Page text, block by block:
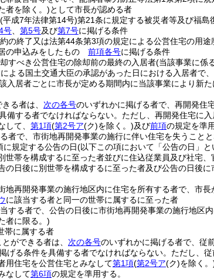
者を除く。)として市長が認める者
(平成7年法律第14号)第21条に規定する被災者等及び福島
号 第5号及び第7号に掲げる条件
の終了又は法第44条第3項の規定による公営住宅の用
の申込みをしたもの 前項各号に掲げる条件
すべき公営住宅の除却前の最終の入居者(当該事業に係
よる国土交通大臣の承認があった日における入居者で
入居者ごとに市長が定める期間内に当該事業により新
る者は、 次の各号のいずれかに掲げる者で、再開発住
備する者でなければならない。 ただし、再開発住宅に
して、 第1項(第2号ア(ク)を除く。)及び前項の規定を準
者で、市街地再開発事業の施行に伴い住宅を失うこと
規定する公告の日(以下この項において「公告の日」と
世帯を構成するに至った者並びに住込従業員及び社宅
の日後に別世帯を構成するに至った者及び公告の日後
地再開発事業の施行地区内に住宅を所有する者で、市長
に該当する者と同一の世帯に属するに至った者
する者で、公告の日後に市街地再開発事業の施行地区
者に限る。)
帯に属する者
ができる者は、 次の各号のいずれかに掲げる者で、従
げる条件を具備する者でなければならない。 ただし、
用住宅を公営住宅とみなして第1項(第2号ア(ク)を除く。
なして第6項の規定を準用する。